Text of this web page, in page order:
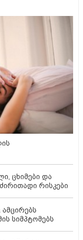
ცხიმები და
რისკები
სიმპტომებს